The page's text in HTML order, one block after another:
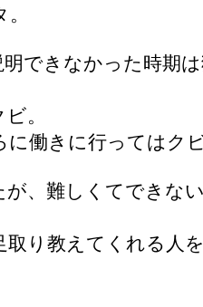
できなかった時期
。
に働きに行ってはク
が、難しくてできな
取り教えてくれる人